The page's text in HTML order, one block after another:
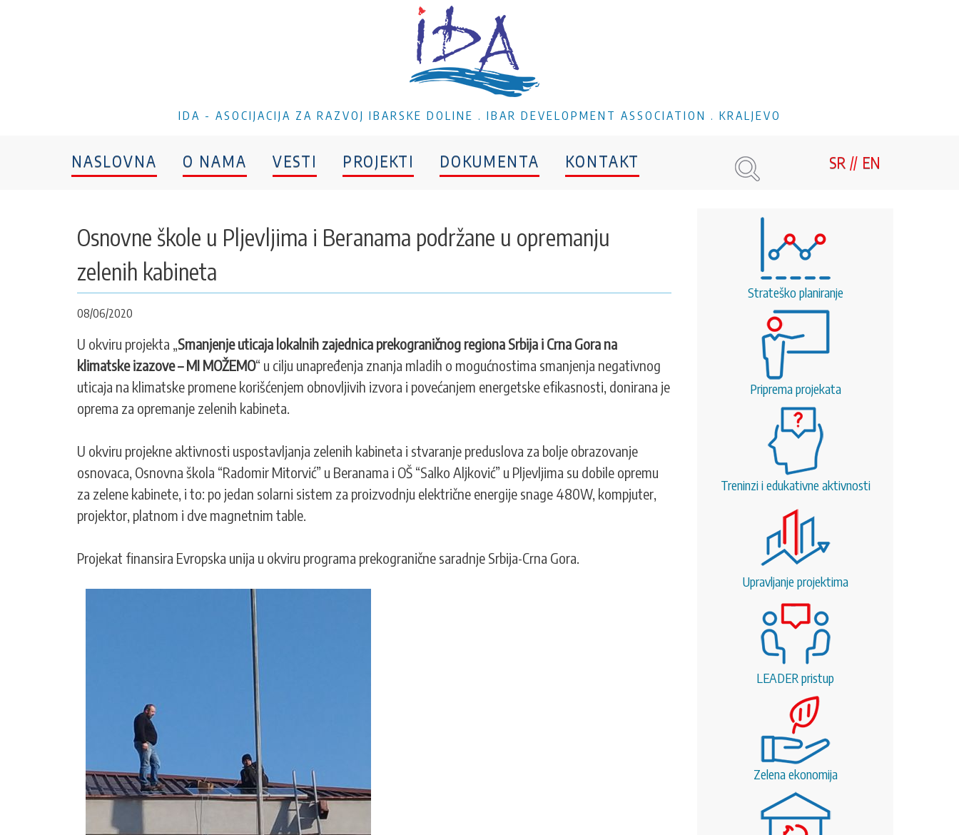
IDA - ASOCIJACIJA ZA RAZVOJ IBARSKE DOLINE . IBAR DEVELOPMENT ASSOCIATION . KRALJEVO
NASLOVNA O NAMA VESTI PROJEKTI DOKUMENTA KONTAKT SR EN
Osnovne škole u Pljevljima i Beranama podržane u opremanju
zelenih kabineta
08/06/2020
U okviru projekta „Smanjenje uticaja lokalnih zajednica prekograničnog regiona Srbija i Crna Gora na
klimatske izazove – MI MOŽEMO“ u cilju unapređenja znanja mladih o mogućnostima smanjenja negativnog
uticaja na klimatske promene korišćenjem obnovljivih izvora i povećanjem energetske efikasnosti, donirana je
oprema za opremanje zelenih kabineta.
U okviru projekne aktivnosti uspostavljanja zelenih kabineta i stvaranje preduslova za bolje obrazovanje
osnovaca, Osnovna škola “Radomir Mitorvić” u Beranama i OŠ “Salko Aljković” u Pljevljima su dobile opremu
za zelene kabinete, i to: po jedan solarni sistem za proizvodnju električne energije snage 480W, kompjuter,
projektor, platnom i dve magnetnim table.
Projekat finansira Evropska unija u okviru programa prekogranične saradnje Srbija-Crna Gora.
Strateško planiranje
Priprema projekata
Treninzi i edukativne aktivnosti
Upravljanje projektima
LEADER pristup
Zelena ekonomija